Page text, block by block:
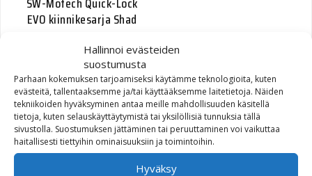
Hallinnoi evästeiden
suostumusta
Parhaan kokemuksen tarjoamiseksi käytämme teknologioita, kuten
evästeitä, tallentaaksemme ja/tai käyttääksemme laitetietoja. Näiden
tekniikoiden hyväksyminen antaa meille mahdollisuuden käsitellä
tietoja, kuten selauskäyttäytymistä tai yksilöllisiä tunnuksia tällä
sivustolla. Suostumuksen jättäminen tai peruuttaminen voi vaikuttaa
haitallisesti tiettyihin ominaisuuksiin ja toimintoihin.
Hyväksy
EVO kiinnikesarja Shad
45,60€
AERO kiinnikesarja Quick-
Lock EVO sivutelineisiin